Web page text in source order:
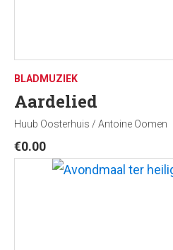
BLADMUZIEK
Aardelied
Huub Oosterhuis / Antoine Oomen
€0.00